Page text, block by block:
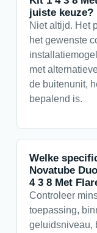
juiste keuze?
Niet altijd. Het
het gewenste
met
de buitenunit,
bepalend is.
Welke
Novatube
4 3 8 Met
Controleer
toepassing,
geluidsniveau,